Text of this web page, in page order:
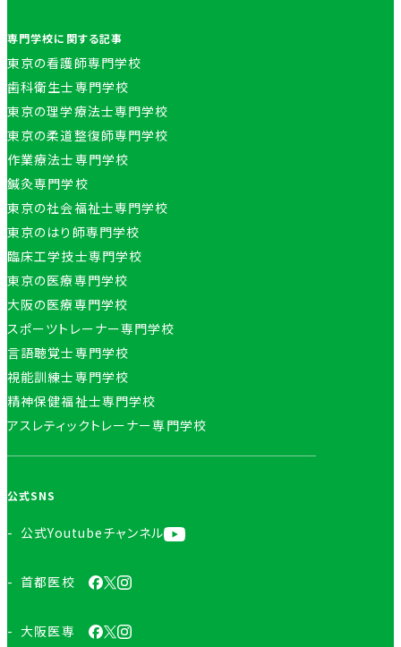
専門学校に関する記事
東京の看護師専門学校
歯科衛生士専門学校
東京の理学療法士専門学校
東京の柔道整復師専門学校
作業療法士専門学校
鍼灸専門学校
東京の社会福祉士専門学校
東京のはり師専門学校
臨床工学技士専門学校
東京の医療専門学校
大阪の医療専門学校
スポーツトレーナー専門学校
言語聴覚士専門学校
視能訓練士専門学校
精神保健福祉士専門学校
アスレティックトレーナー専門学校
公式SNS
公式Youtubeチャンネル
首都医校
大阪医専